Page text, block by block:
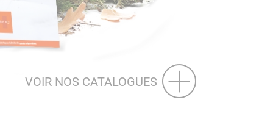
VOIR NOS CATALOGUES